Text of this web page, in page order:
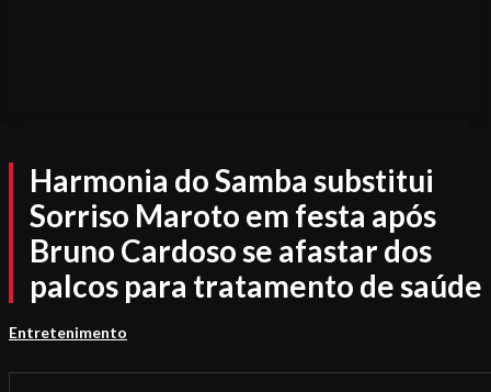
Harmonia do Samba substitui
Sorriso Maroto em festa após
Bruno Cardoso se afastar dos
palcos para tratamento de saúde
Entretenimento